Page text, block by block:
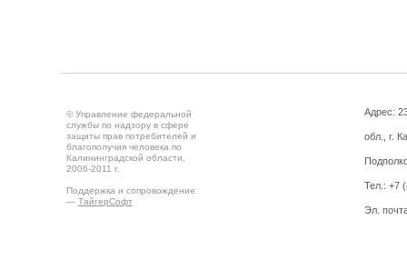
© Управление федеральной
службы по надзору в сфере
защиты прав потребителей и
благополучия человека по
Калининградской области,
2006-2011 г.
Поддержка и сопровождение
— ТайгерСофт
Адрес:
обл., г.
Тел.: +7
Эл.